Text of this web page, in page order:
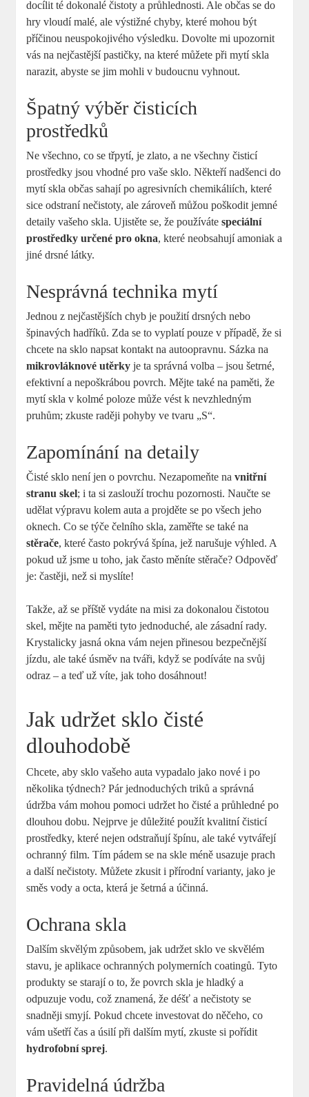
docílit té dokonalé čistoty a průhlednosti. Ale občas se do
hry vloudí malé, ale výstižné chyby, které mohou být
příčinou neuspokojivého výsledku. Dovolte mi upozornit
vás na nejčastější pastičky, na které můžete při mytí skla
narazit, abyste se jim mohli v budoucnu vyhnout.
Špatný výběr čisticích
prostředků
Ne všechno, co se třpytí, je zlato, a ne všechny čisticí
prostředky jsou vhodné pro vaše sklo. Někteří nadšenci do
mytí skla občas sahají po agresivních chemikáliích, které
sice odstraní nečistoty, ale zároveň můžou poškodit jemné
detaily vašeho skla. Ujistěte se, že používátespeciální
prostředky určené pro okna, které neobsahují amoniak a
jiné drsné látky.
Nesprávná technika mytí
Jednou z nejčastějších chyb je použití drsných nebo
špinavých hadříků. Zda se to vyplatí pouze v případě, že si
chcete na sklo napsat kontakt na autoopravnu. Sázka na
mikrovláknové utěrky je ta správná volba – jsou šetrné,
efektivní a nepoškrábou povrch. Mějte také na paměti, že
mytí skla v kolmé poloze může vést k nevzhledným
pruhům; zkuste raději pohyby ve tvaru „S“.
Zapomínání na detaily
Čisté sklo není jen o povrchu. Nezapomeňte navnitřní
stranu skel; i ta si zaslouží trochu pozornosti. Naučte se
udělat výpravu kolem auta a projděte se po všech jeho
oknech. Co se týče čelního skla, zaměřte se také na
stěrače, které často pokrývá špína, jež narušuje výhled. A
pokud už jsme u toho, jak často měníte stěrače? Odpověď
je: častěji, než si myslíte!
Takže, až se příště vydáte na misi za dokonalou čistotou
skel, mějte na paměti tyto jednoduché, ale zásadní rady.
Krystalicky jasná okna vám nejen přinesou bezpečnější
jízdu, ale také úsměv na tváři, když se podíváte na svůj
odraz – a teď už víte, jak toho dosáhnout!
Jak udržet sklo čisté
dlouhodobě
Chcete, aby sklo vašeho auta vypadalo jako nové i po
několika týdnech? Pár jednoduchých triků a správná
údržba vám mohou pomoci udržet ho čisté a průhledné po
dlouhou dobu. Nejprve je důležité použít kvalitní čisticí
prostředky, které nejen odstraňují špínu, ale také vytvářejí
ochranný film. Tím pádem se na skle méně usazuje prach
a další nečistoty. Můžete zkusit i přírodní varianty, jako je
směs vody a octa, která je šetrná a účinná.
Ochrana skla
Dalším skvělým způsobem, jak udržet sklo ve skvělém
stavu, je aplikace ochranných polymerních coatingů. Tyto
produkty se starají o to, že povrch skla je hladký a
odpuzuje vodu, což znamená, že déšť a nečistoty se
snadněji smyjí. Pokud chcete investovat do něčeho, co
vám ušetří čas a úsilí při dalším mytí, zkuste si pořídit
hydrofobní sprej.
Pravidelná údržba